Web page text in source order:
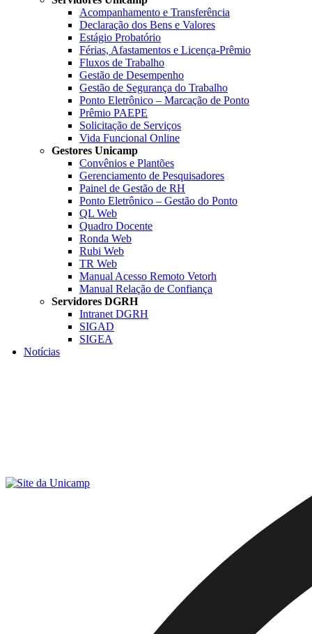
Acompanhamento e Transferência
Declaração dos Bens e Valores
Estágio Probatório
Férias, Afastamentos e Licença-Prêmio
Fluxos de Trabalho
Gestão de Desempenho
Gestão de Segurança do Trabalho
Ponto Eletrônico – Marcação de Ponto
Prêmio PAEPE
Solicitação de Serviços
Vida Funcional Online
Gestores Unicamp
Convênios e Plantões
Gerenciamento de Pesquisadores
Painel de Gestão de RH
Ponto Eletrônico – Gestão do Ponto
QL Web
Quadro Docente
Ronda Web
Rubi Web
TR Web
Manual Acesso Remoto Vetorh
Manual Relação de Confiança
Servidores DGRH
Intranet DGRH
SIGAD
SIGEA
Notícias